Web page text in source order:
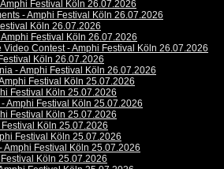
Festival Köln 26.07.2026
- Amphi Festival Köln 26.07.2026
Köln 26.07.2026
Festival Köln 26.07.2026
Video Contest - Amphi Festival Köln 26.07.2026
Köln 26.07.2026
- Amphi Festival Köln 26.07.2026
Festival Köln 25.07.2026
Festival Köln 25.07.2026
Amphi Festival Köln 25.07.2026
Festival Köln 25.07.2026
Köln 25.07.2026
Festival Köln 25.07.2026
Amphi Festival Köln 25.07.2026
Köln 25.07.2026